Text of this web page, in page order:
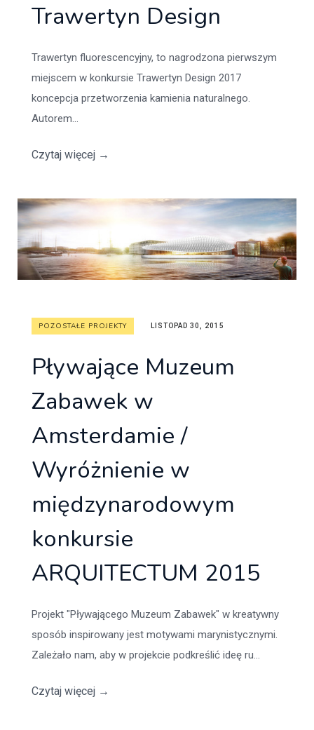
Trawertyn Design
Trawertyn fluorescencyjny, to nagrodzona pierwszym
miejscem w konkursie Trawertyn Design 2017
koncepcja przetworzenia kamienia naturalnego.
Autorem...
Czytaj więcej →
POZOSTAŁE PROJEKTY LISTOPAD 30, 2015
Pływające Muzeum
Zabawek w
Amsterdamie /
Wyróżnienie w
międzynarodowym
konkursie
ARQUITECTUM 2015
Projekt "Pływającego Muzeum Zabawek" w kreatywny
sposób inspirowany jest motywami marynistycznymi.
Zależało nam, aby w projekcie podkreślić ideę ru...
Czytaj więcej →